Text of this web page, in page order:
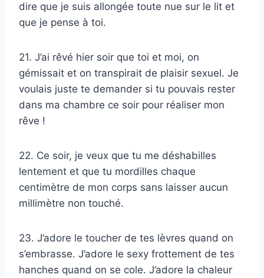
dire que je suis allongée toute nue sur le lit et
que je pense à toi.
21. J’ai rêvé hier soir que toi et moi, on
gémissait et on transpirait de plaisir sexuel. Je
voulais juste te demander si tu pouvais rester
dans ma chambre ce soir pour réaliser mon
rêve !
22. Ce soir, je veux que tu me déshabilles
lentement et que tu mordilles chaque
centimètre de mon corps sans laisser aucun
millimètre non touché.
23. J’adore le toucher de tes lèvres quand on
s’embrasse. J’adore le sexy frottement de tes
hanches quand on se cole. J’adore la chaleur